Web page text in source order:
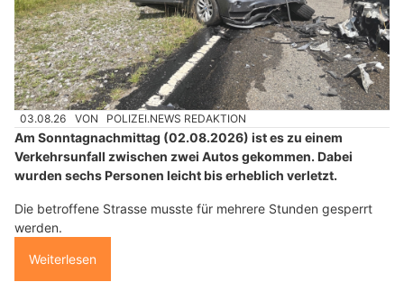
03.08.26 VON POLIZEI.NEWS REDAKTION
Am Sonntagnachmittag (02.08.2026) ist es zu einem
Verkehrsunfall zwischen zwei Autos gekommen. Dabei
wurden sechs Personen leicht bis erheblich verletzt.
Die betroffene Strasse musste für mehrere Stunden gesperrt
werden.
Weiterlesen